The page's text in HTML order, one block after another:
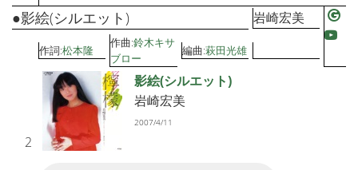
2
●影絵(シルエット) 岩崎宏美
作詞:松本隆
作曲:鈴木キサ
ブロー
編曲:萩田光雄
影絵(シルエット)
岩崎宏美
2007/4/11